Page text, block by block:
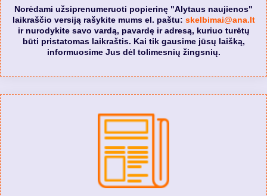
Norėdami užsiprenumeruoti popierinę "Alytaus naujienos"
laikraščio versiją rašykite mums el. paštu: skelbimai@ana.lt
ir nurodykite savo vardą, pavardę ir adresą, kuriuo turėtų
būti pristatomas laikraštis. Kai tik gausime jūsų laišką,
informuosime Jus dėl tolimesnių žingsnių.